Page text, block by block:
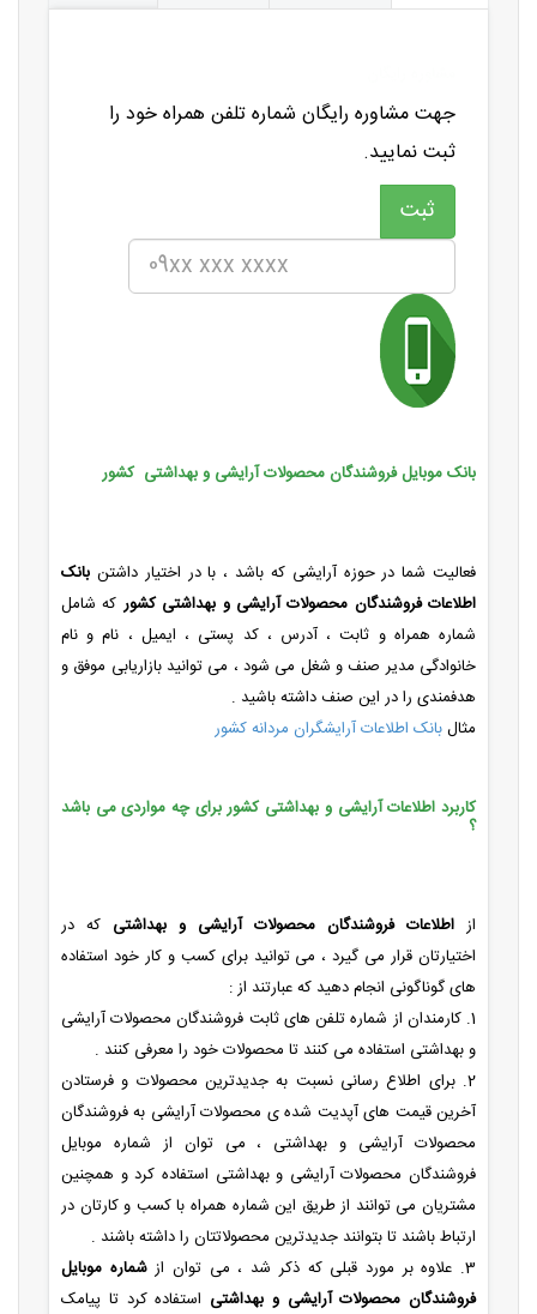
جهت مشاوره رایگان شماره تلفن همراه خود را
ثبت نمایید.
بانک موبایل فروشندگان محصولات آرایشی و بهداشتی کشور
فعالیت شما در حوزه آرایشی که باشد ، با در اختیار داشتن بانک
اطلاعات فروشندگان محصولات آرایشی و بهداشتی کشورکه شامل
شماره همراه و ثابت ، آدرس ، کد پستی ، ایمیل ، نام و نام
خانوادگی مدیر صنف و شغل می شود ، می توانید بازاریابی موفق و
هدفمندی را در این صنف داشته باشید .
مثالبانک اطلاعات آرایشگران مردانه کشور
کاربرد اطلاعات آرایشی و بهداشتی کشور برای چه مواردی می باشد
؟
از اطلاعات فروشندگان محصولات آرایشی و بهداشتی که در
اختیارتان قرار می گیرد ، می توانید برای کسب و کار خود استفاده
های گوناگونی انجام دهید که عبارتند از :
1. کارمندان از شماره تلفن های ثابت فروشندگان محصولات آرایشی
و بهداشتی استفاده می کنند تا محصولات خود را معرفی کنند .
2. برای اطلاع رسانی نسبت به جدیدترین محصولات و فرستادن
آخرین قیمت های آپدیت شده ی محصولات آرایشی به فروشندگان
محصولات آرایشی و بهداشتی ، می توان از شماره موبایل
فروشندگان محصولات آرایشی و بهداشتی استفاده کرد و همچنین
مشتریان می توانند از طریق این شماره همراه با کسب و کارتان در
ارتباط باشند تا بتوانند جدیدترین محصولاتتان را داشته باشند .
3. علاوه بر مورد قبلی که ذکر شد ، می توان از
شماره موبایل
فروشندگان محصولات آرایشی و بهداشتی استفاده کرد تا پیامک